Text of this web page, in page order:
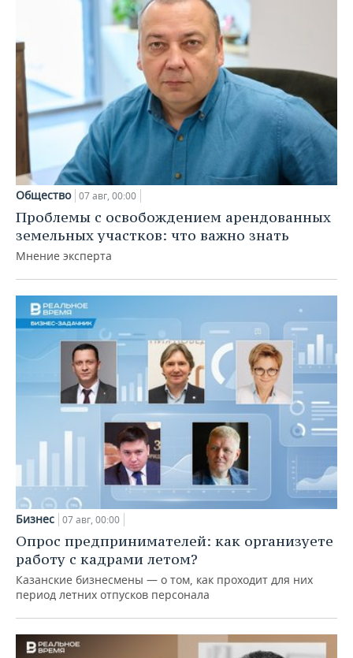
Общество 07 авг, 00:00
Проблемы с освобождением арендованных
земельных участков: что важно знать
Мнение эксперта
Бизнес 07 авг, 00:00
Опрос предпринимателей: как организуете
работу с кадрами летом?
Казанские бизнесмены — о том, как проходит для них
период летних отпусков персонала